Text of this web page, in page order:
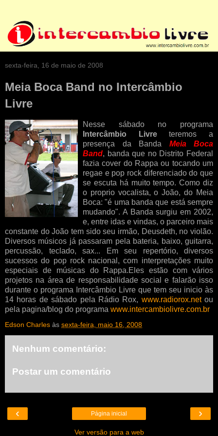
sexta-feira, 16 de maio de 2008
Meia Boca Band no Intercâmbio
Livre
Nesse sábado no programa
Intercâmbio Livreteremos a
presença da Banda Meia Boca
Band, banda que no Distrito Federal
fazia cover do Rappa ou tocando um
regae e pop rock diferenciado do que
se escuta há muito tempo. Como diz
o proprio vocalista, o João, do Meia
Boca: "é uma banda que está sempre
mudando". A Banda surgiu em 2002,
e, entre idas e vindas, o parceiro mais
constante do João tem sido seu irmão, Deusdeth, no violão.
Diversos músicos já passaram pela bateria, baixo, guitarra,
percussão, teclado, sax... Em seu repertório, diversos
sucessos do pop rock nacional, com interpretações muito
especiais de músicas do Rappa.Eles estão com vários
projetos na área de responsabilidade social e falarão isso
durante o programa Intercâmbio Livre que tem seu inicio às
14 horas de sábado pela Rádio Rox, www.radiorox.netou
pela pagina/blog do programa www.intercambiolivre.com.br
Edson Charles às sexta-feira, maio 16, 2008
Nenhum comentário:
Postar um comentário
‹ ›
Página inicial
Ver versão para a web